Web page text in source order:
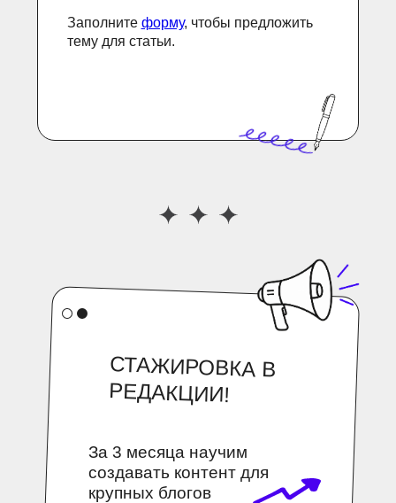
Заполните форму, чтобы предложить
тему для статьи.
СТАЖИРОВКА В
РЕДАКЦИИ!
За 3 месяца научим
создавать контент для
крупных блогов
Подписывайтесь на наш канал, чтобы
больше узнать
о том, как начать писать статьи для
блогов крупных компаний